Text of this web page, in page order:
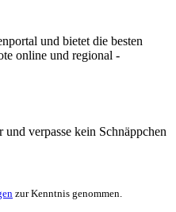
und bietet die besten
online und regional -
verpasse kein Schnäppchen
zur Kenntnis genommen.